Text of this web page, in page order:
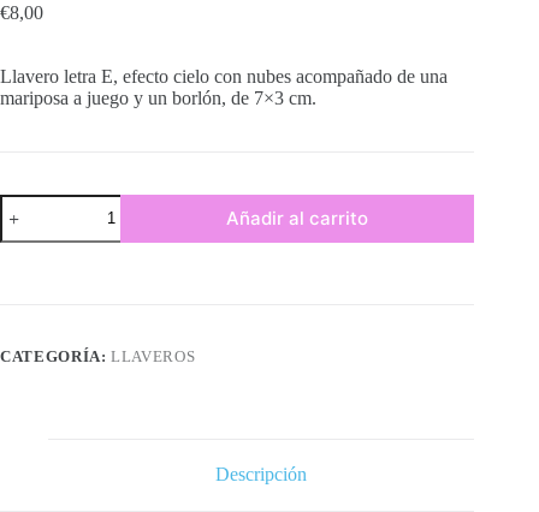
€8,00
Llavero letra E, efecto cielo con nubes acompañado de una
mariposa a juego y un borlón, de 7×3 cm.
Llavero
letra
E,
acompañado
de
Añadir al carrito
CATEGORÍA:LLAVEROS
Descripción